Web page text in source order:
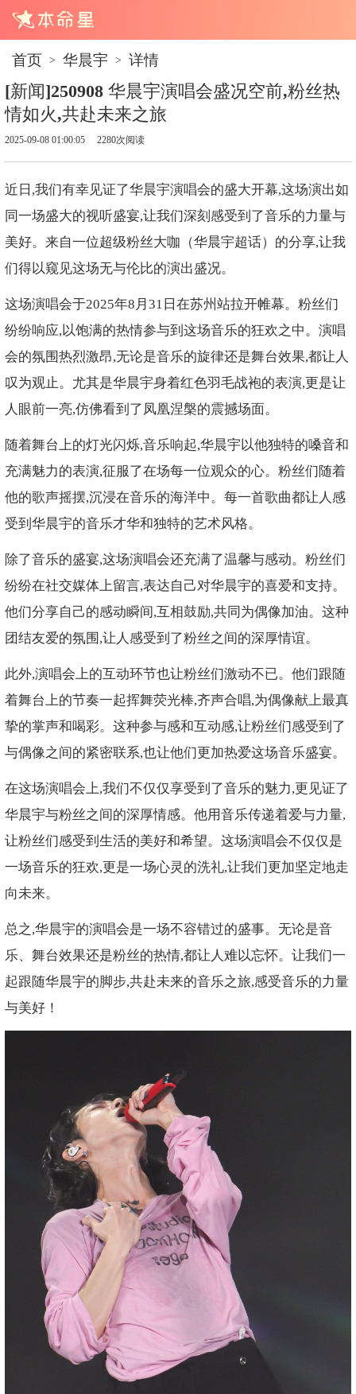
首页 > 华晨宇 > 详情
[新闻]250908 华晨宇演唱会盛况空前,粉丝热
情如火,共赴未来之旅
2025-09-08 01:00:05 2280次阅读
近日,我们有幸见证了华晨宇演唱会的盛大开幕,这场演出如
同一场盛大的视听盛宴,让我们深刻感受到了音乐的力量与
美好。来自一位超级粉丝大咖（华晨宇超话）的分享,让我
们得以窥见这场无与伦比的演出盛况。
这场演唱会于2025年8月31日在苏州站拉开帷幕。粉丝们
纷纷响应,以饱满的热情参与到这场音乐的狂欢之中。演唱
会的氛围热烈激昂,无论是音乐的旋律还是舞台效果,都让人
叹为观止。尤其是华晨宇身着红色羽毛战袍的表演,更是让
人眼前一亮,仿佛看到了凤凰涅槃的震撼场面。
随着舞台上的灯光闪烁,音乐响起,华晨宇以他独特的嗓音和
充满魅力的表演,征服了在场每一位观众的心。粉丝们随着
他的歌声摇摆,沉浸在音乐的海洋中。每一首歌曲都让人感
受到华晨宇的音乐才华和独特的艺术风格。
除了音乐的盛宴,这场演唱会还充满了温馨与感动。粉丝们
纷纷在社交媒体上留言,表达自己对华晨宇的喜爱和支持。
他们分享自己的感动瞬间,互相鼓励,共同为偶像加油。这种
团结友爱的氛围,让人感受到了粉丝之间的深厚情谊。
此外,演唱会上的互动环节也让粉丝们激动不已。他们跟随
着舞台上的节奏一起挥舞荧光棒,齐声合唱,为偶像献上最真
挚的掌声和喝彩。这种参与感和互动感,让粉丝们感受到了
与偶像之间的紧密联系,也让他们更加热爱这场音乐盛宴。
在这场演唱会上,我们不仅仅享受到了音乐的魅力,更见证了
华晨宇与粉丝之间的深厚情感。他用音乐传递着爱与力量,
让粉丝们感受到生活的美好和希望。这场演唱会不仅仅是
一场音乐的狂欢,更是一场心灵的洗礼,让我们更加坚定地走
向未来。
总之,华晨宇的演唱会是一场不容错过的盛事。无论是音
乐、舞台效果还是粉丝的热情,都让人难以忘怀。让我们一
起跟随华晨宇的脚步,共赴未来的音乐之旅,感受音乐的力量
与美好！